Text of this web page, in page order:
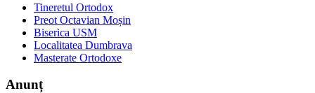
Tineretul Ortodox
Preot Octavian Moșin
Biserica USM
Localitatea Dumbrava
Masterate Ortodoxe
Anunț